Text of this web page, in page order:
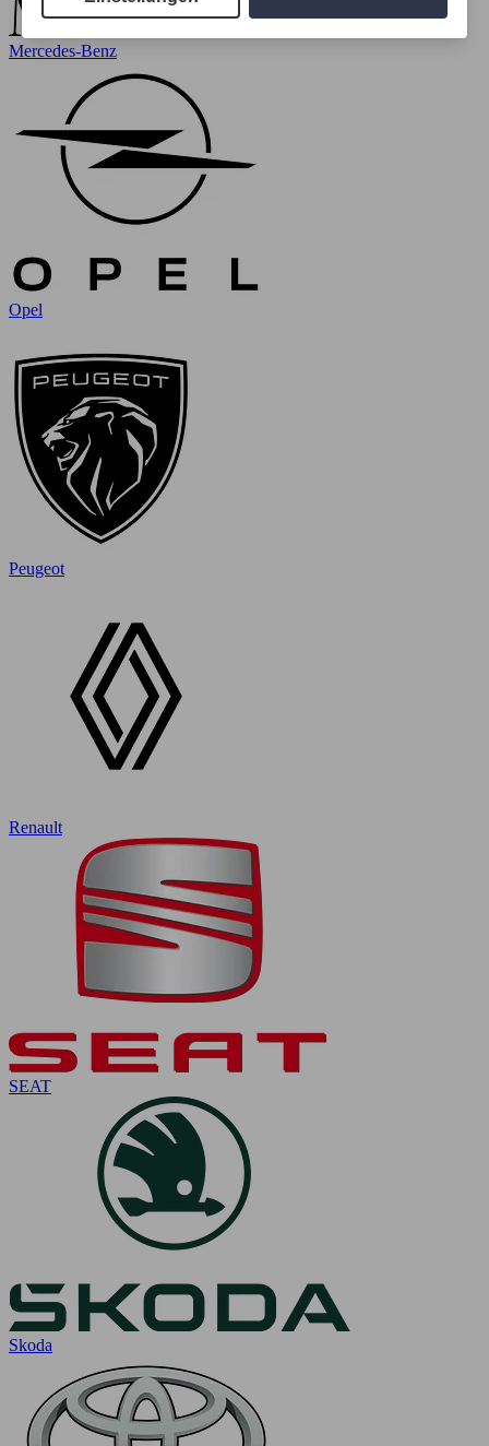
Mercedes-Benz
Opel
Peugeot
Renault
SEAT
Skoda